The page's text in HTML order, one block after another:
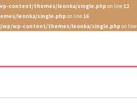
content/themes/leonka/single.php on line12
leonka/single.php on line16
wp-content/themes/leonka/single.phpon line